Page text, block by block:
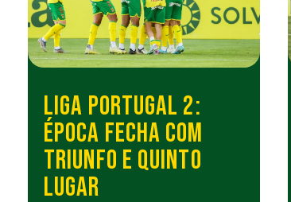
LIGA PORTUGAL 2:
ÉPOCA FECHA COM
TRIUNFO E QUINTO
LUGAR